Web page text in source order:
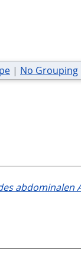
| No Grouping
abdominalen